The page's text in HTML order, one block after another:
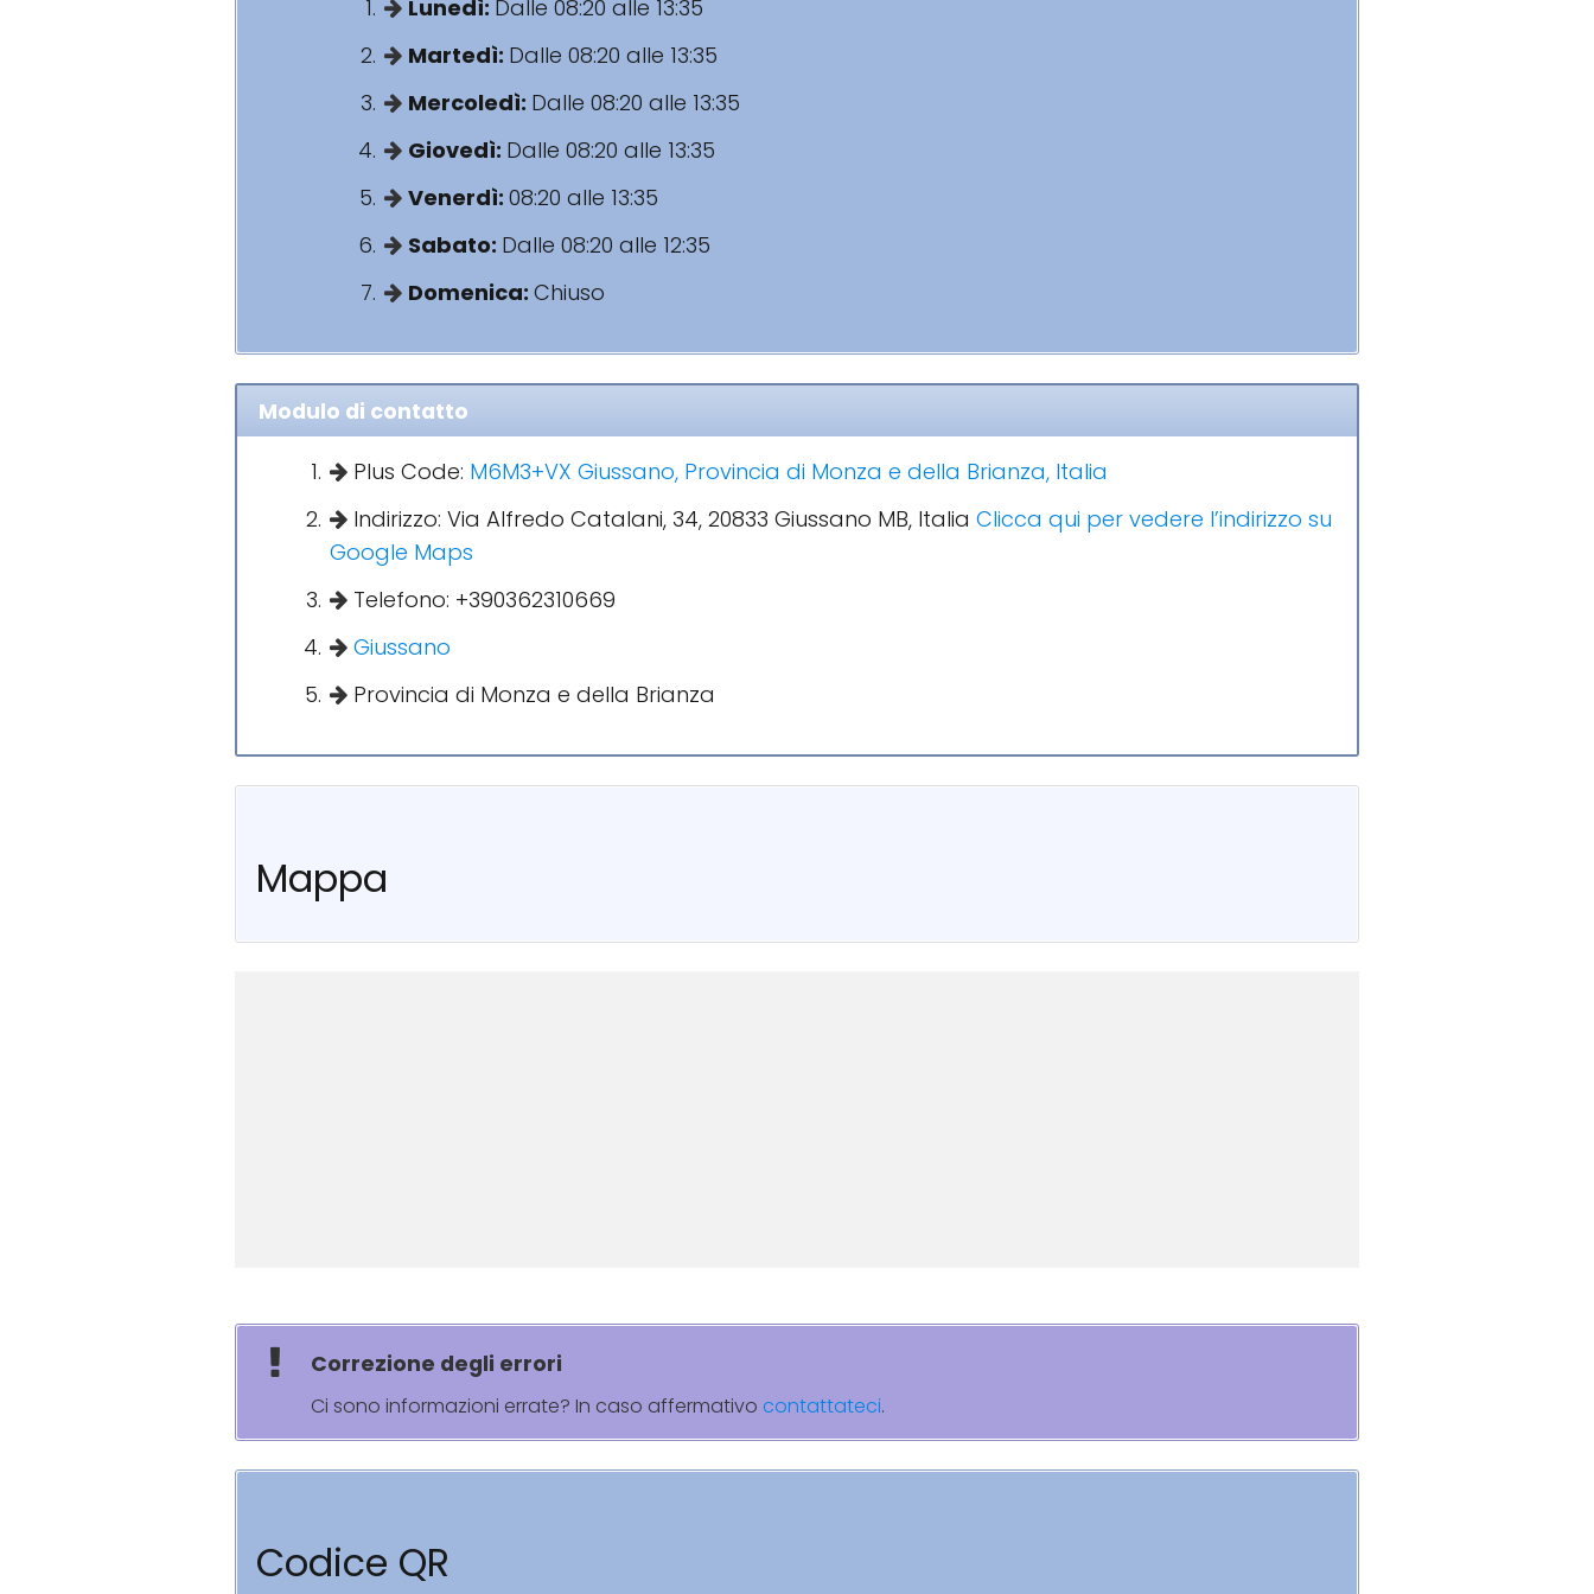
Lunedì: Dalle 08:20 alle 13:35
Martedì: Dalle 08:20 alle 13:35
Mercoledì: Dalle 08:20 alle 13:35
Giovedì: Dalle 08:20 alle 13:35
Venerdì: 08:20 alle 13:35
Sabato: Dalle 08:20 alle 12:35
Domenica: Chiuso
Modulo di contatto
Plus Code: M6M3+VX Giussano, Provincia di Monza e della Brianza, Italia
Indirizzo: Via Alfredo Catalani, 34, 20833 Giussano MB, Italia Clicca qui per vedere l’indirizzo su
Google Maps
Telefono: +390362310669
Giussano
Provincia di Monza e della Brianza
Mappa
Correzione degli errori
Ci sono informazioni errate? In caso affermativo contattateci.
Codice QR